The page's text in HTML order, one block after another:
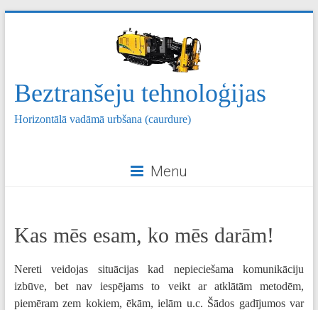
Beztranšeju tehnoloģijas
Horizontālā vadāmā urbšana (caurdure)
Menu
Kas mēs esam, ko mēs darām!
Nereti veidojas situācijas kad nepieciešama komunikāciju
izbūve, bet nav iespējams to veikt ar atklātām metodēm,
piemēram zem kokiem, ēkām, ielām u.c. Šādos gadījumos var